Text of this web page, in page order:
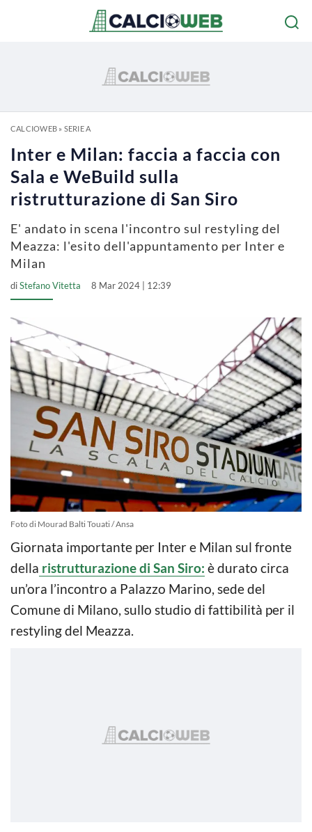
CALCIOWEB» SERIE A
Inter e Milan: faccia a faccia con
Sala e WeBuild sulla
ristrutturazione di San Siro
E' andato in scena l'incontro sul restyling del
Meazza: l'esito dell'appuntamento per Inter e
Milan
diStefano Vitetta 8 Mar 2024 | 12:39
Foto di Mourad Balti Touati / Ansa
Giornata importante per Inter e Milan sul fronte
della ristrutturazione di San Siro: è durato circa
un’ora l’incontro a Palazzo Marino, sede del
Comune di Milano, sullo studio di fattibilità per il
restyling del Meazza.